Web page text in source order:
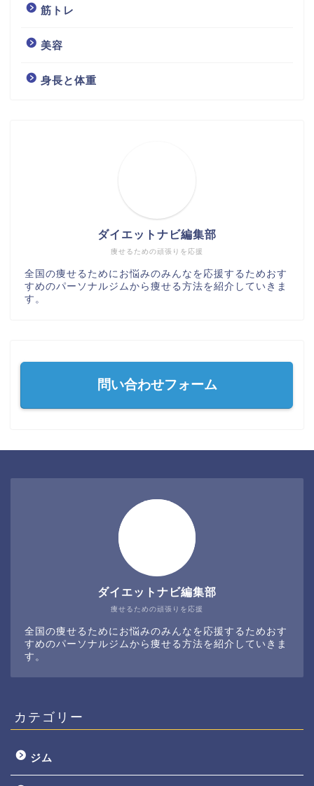
筋トレ
美容
身長と体重
痩せるための頑張りを応援
ダイエットナビ編集部
全国の痩せるためにお悩みのみんなを応援するためおす
すめのパーソナルジムから痩せる方法を紹介していきま
す。
問い合わせフォーム
痩せるための頑張りを応援
ダイエットナビ編集部
全国の痩せるためにお悩みのみんなを応援するためおす
すめのパーソナルジムから痩せる方法を紹介していきま
す。
カテゴリー
ジム